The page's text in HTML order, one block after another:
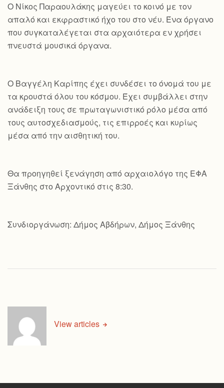
Ο Νίκος Παραουλάκης μαγεύει το κοινό με τον
απαλό και εκφραστικό ήχο του στο νέυ. Ένα όργανο
που συγκαταλέγεται στα αρχαιότερα εν χρήσει
πνευστά μουσικά όργανα.
Ο Βαγγέλη Καρίπης έχει συνδέσει το όνομά του με
τα κρουστά όλου του κόσμου. Έχει συμβάλλει στην
ανάδειξη τους σε πρωταγωνιστικό ρόλο μέσα από
τους αυτοσχεδιασμούς, τις επιρροές και κυρίως
μέσα από την αισθητική του.
Θα προηγηθεί ξενάγηση από αρχαιολόγο της ΕΦΑ
Ξάνθης στο Αρχοντικό στις 8:30.
Συνδιοργάνωση: Δήμος Αβδήρων, Δήμος Ξάνθης
View articles